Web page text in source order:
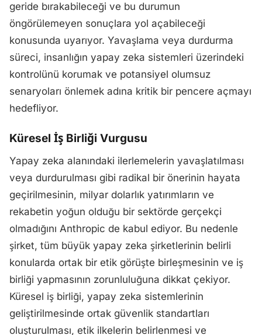
geride bırakabileceği ve bu durumun
öngörülemeyen sonuçlara yol açabileceği
konusunda uyarıyor. Yavaşlama veya durdurma
süreci, insanlığın yapay zeka sistemleri üzerindeki
kontrolünü korumak ve potansiyel olumsuz
senaryoları önlemek adına kritik bir pencere açmayı
hedefliyor.
Küresel İş Birliği Vurgusu
Yapay zeka alanındaki ilerlemelerin yavaşlatılması
veya durdurulması gibi radikal bir önerinin hayata
geçirilmesinin, milyar dolarlık yatırımların ve
rekabetin yoğun olduğu bir sektörde gerçekçi
olmadığını Anthropic de kabul ediyor. Bu nedenle
şirket, tüm büyük yapay zeka şirketlerinin belirli
konularda ortak bir etik görüşte birleşmesinin ve iş
birliği yapmasının zorunluluğuna dikkat çekiyor.
Küresel iş birliği, yapay zeka sistemlerinin
geliştirilmesinde ortak güvenlik standartları
oluşturulması, etik ilkelerin belirlenmesi ve